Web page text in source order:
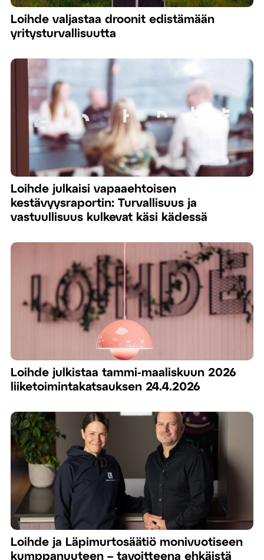
Loihde valjastaa droonit edistämään
yritysturvallisuutta
Loihde julkaisi vapaaehtoisen
kestävyysraportin: Turvallisuus ja
vastuullisuus kulkevat käsi kädessä
Loihde julkistaa tammi-maaliskuun 2026
liiketoimintakatsauksen 24.4.2026
Loihde ja Läpimurtosäätiö monivuotiseen
kumppanuuteen – tavoitteena ehkäistä